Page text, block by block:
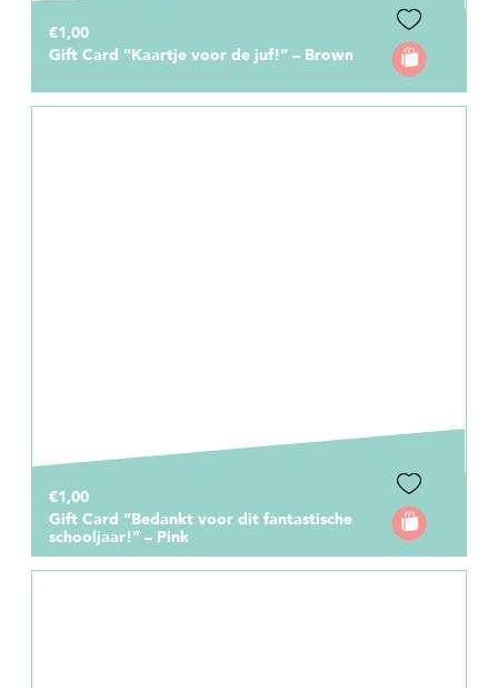
€1,00
Gift Card “Kaartje voor de juf!” – Brown
€1,00
Gift Card “Bedankt voor dit fantastische
schooljaar!” – Pink